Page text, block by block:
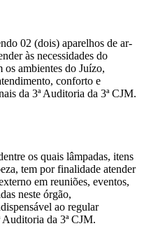
02 (dois) aparelhos de ar-
às necessidades do
ambientes do Juízo,
conforto e
da 3ª Auditoria da 3ª CJM.
os quais lâmpadas, itens
tem por finalidade atender
em reuniões, eventos,
neste órgão,
ao regular
Auditoria da 3ª CJM.